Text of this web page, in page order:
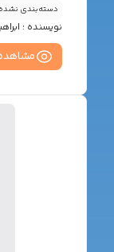
دسته‌بندی نشده
نویسنده :